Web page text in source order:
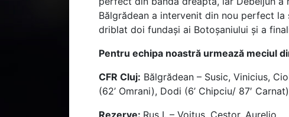
Bălgrădean a intervenit din nou perfect
driblat doi fundași ai Botoșaniului și a
Pentru echipa noastră urmează meciul
CFR Cluj: Bălgrădean – Susic, Vinicius,
(62’ Omrani), Dodi (6’ Chipciu/ 87′ Carnat)
Rezerve: Rus I. – Vojtus, Cestor, Aurelio